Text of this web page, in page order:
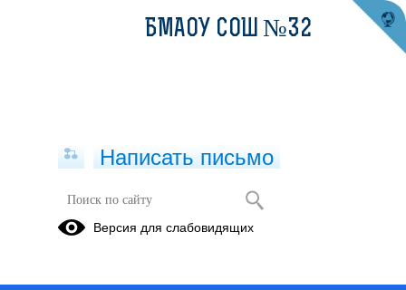
БМАОУ СОШ №32
Написать письмо
Версия для слабовидящих